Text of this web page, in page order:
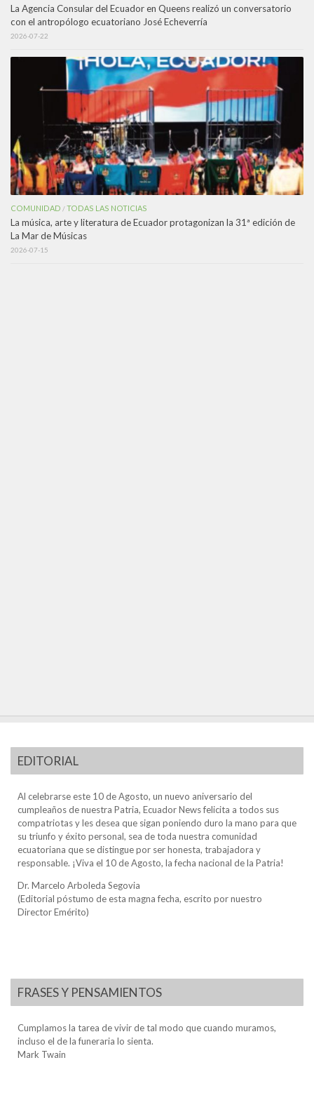
La Agencia Consular del Ecuador en Queens realizó un conversatorio
con el antropólogo ecuatoriano José Echeverría
2026-07-22
COMUNIDAD /TODAS LAS NOTICIAS
La música, arte y literatura de Ecuador protagonizan la 31ª edición de
La Mar de Músicas
2026-07-15
EDITORIAL
Al celebrarse este 10 de Agosto, un nuevo aniversario del
cumpleaños de nuestra Patria, Ecuador News felicita a todos sus
compatriotas y les desea que sigan poniendo duro la mano para que
su triunfo y éxito personal, sea de toda nuestra comunidad
ecuatoriana que se distingue por ser honesta, trabajadora y
responsable. ¡Viva el 10 de Agosto, la fecha nacional de la Patria!
Dr. Marcelo Arboleda Segovia
(Editorial póstumo de esta magna fecha, escrito por nuestro
Director Emérito)
FRASES Y PENSAMIENTOS
Cumplamos la tarea de vivir de tal modo que cuando muramos,
incluso el de la funeraria lo sienta.
Mark Twain